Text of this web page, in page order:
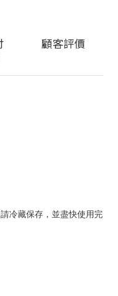
顧客評價
冷藏保存，並盡快使用完